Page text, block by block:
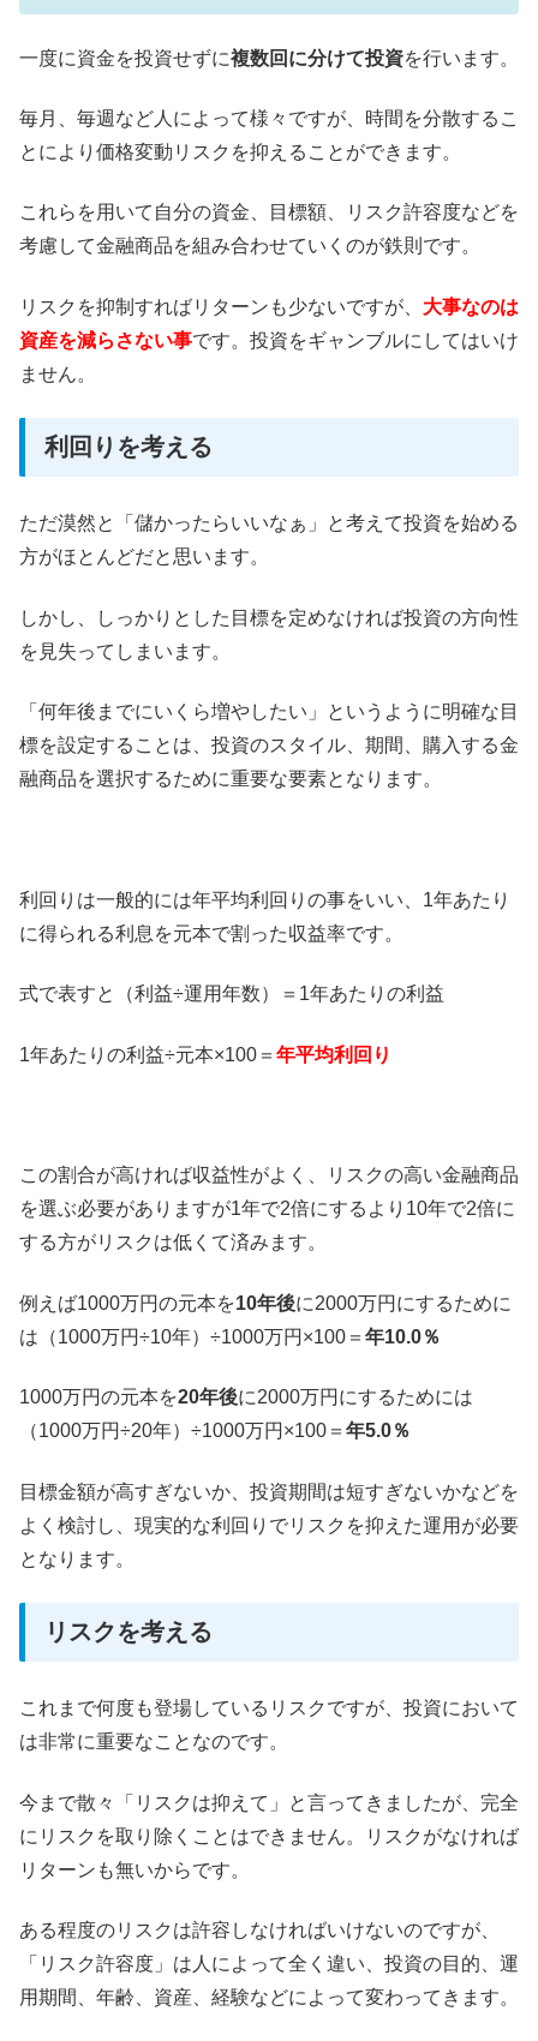
一度に資金を投資せずに複数回に分けて投資を行います。
毎月、毎週など人によって様々ですが、時間を分散するこ
とにより価格変動リスクを抑えることができます。
これらを用いて自分の資金、目標額、リスク許容度などを
考慮して金融商品を組み合わせていくのが鉄則です。
リスクを抑制すればリターンも少ないですが、 大事なのは
資産を減らさない事です。投資をギャンブルにしてはいけ
ません。
利回りを考える
ただ漠然と「儲かったらいいなぁ」と考えて投資を始める
方がほとんどだと思います。
しかし、しっかりとした目標を定めなければ投資の方向性
を見失ってしまいます。
「何年後までにいくら増やしたい」というように明確な目
標を設定することは、投資のスタイル、期間、購入する金
融商品を選択するために重要な要素となります。
利回りは一般的には年平均利回りの事をいい、1年あたり
に得られる利息を元本で割った収益率です。
式で表すと（利益÷運用年数）＝1年あたりの利益
1年あたりの利益÷元本×100＝ 年平均利回り
この割合が高ければ収益性がよく、リスクの高い金融商品
を選ぶ必要がありますが1年で2倍にするより10年で2倍に
する方がリスクは低くて済みます。
例えば1000万円の元本を10年後に2000万円にするために
は（1000万円÷10年）÷1000万円×100＝ 年10.0％
1000万円の元本を20年後に2000万円にするためには
（1000万円÷20年）÷1000万円×100＝ 年5.0％
目標金額が高すぎないか、投資期間は短すぎないかなどを
よく検討し、現実的な利回りでリスクを抑えた運用が必要
となります。
リスクを考える
これまで何度も登場しているリスクですが、投資において
は非常に重要なことなのです。
今まで散々「リスクは抑えて」と言ってきましたが、完全
にリスクを取り除くことはできません。リスクがなければ
リターンも無いからです。
ある程度のリスクは許容しなければいけないのですが、
「リスク許容度」は人によって全く違い、投資の目的、運
用期間、年齢、資産、経験などによって変わってきます。